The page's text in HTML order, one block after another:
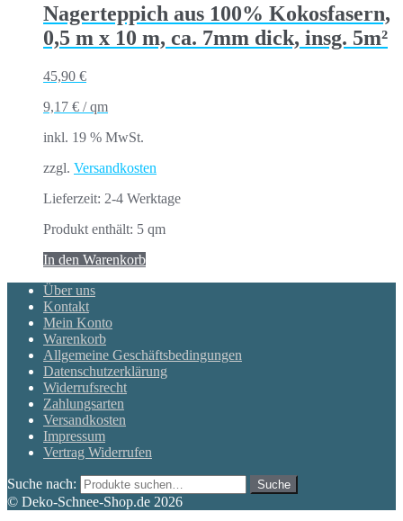
Nagerteppich aus 100% Kokosfasern,
0,5 m x 10 m, ca. 7mm dick, insg. 5m²
45,90 €
9,17 € /qm
inkl. 19 % MwSt.
zzgl. Versandkosten
Lieferzeit: 2-4 Werktage
Produkt enthält: 5 qm
In den Warenkorb
Über uns
Kontakt
Mein Konto
Warenkorb
Allgemeine Geschäftsbedingungen
Datenschutzerklärung
Widerrufsrecht
Zahlungsarten
Versandkosten
Impressum
Vertrag Widerrufen
Suche nach: Suche
© Deko-Schnee-Shop.de 2026